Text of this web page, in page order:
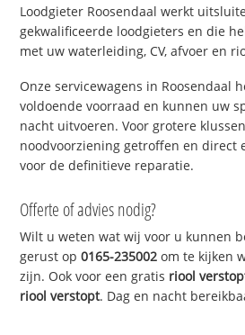
Loodgieter Roosendaal werkt
gekwalificeerde loodgieters en die
met uw waterleiding, CV, afvoer en
Onze servicewagens in Roosendaal
voldoende voorraad en kunnen uw
nacht uitvoeren. Voor grotere
noodvoorziening getroffen en direct
voor de definitieve reparatie.
Offerte of advies nodig?
Wilt u weten wat wij voor u kunnen
gerust op0165-235002 om te kijken
zijn. Ook voor een gratis riool
riool verstopt. Dag en nacht